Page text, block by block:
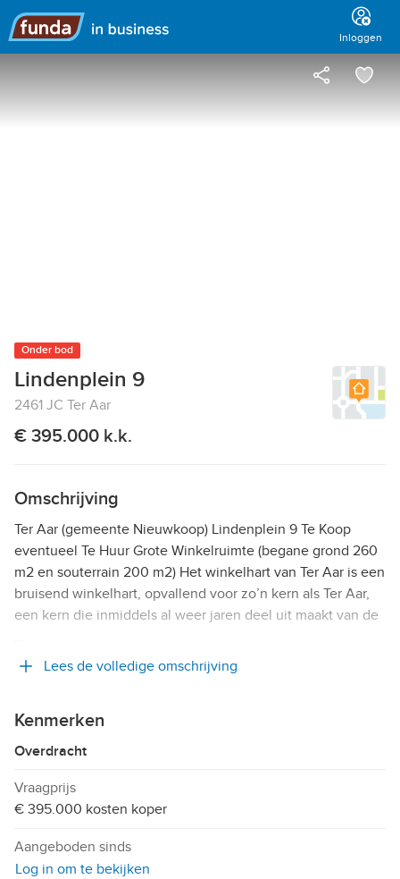
Hoofdmenu
Inloggen
Onder bod
Lindenplein 9
2461 JC Ter Aar
€ 395.000 k.k.
Omschrijving
Ter Aar (gemeente Nieuwkoop) Lindenplein 9 Te Koop
eventueel Te Huur Grote Winkelruimte (begane grond 260
m2 en souterrain 200 m2) Het winkelhart van Ter Aar is een
bruisend winkelhart, opvallend voor zo’n kern als Ter Aar,
een kern die inmiddels al weer jaren deel uit maakt van de
Lees de volledige omschrijving
Kenmerken
Overdracht
Vraagprijs
€ 395.000 kosten koper
Aangeboden sinds
Log in om te bekijken